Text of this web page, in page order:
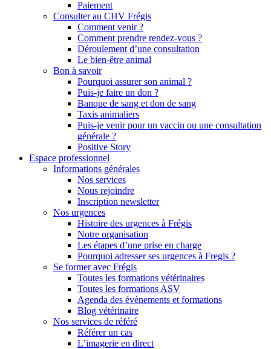
Paiement
Consulter au CHV Frégis
Comment venir ?
Comment prendre rendez-vous ?
Déroulement d’une consultation
Le bien-être animal
Bon à savoir
Pourquoi assurer son animal ?
Puis-je faire un don ?
Banque de sang et don de sang
Taxis animaliers
Puis-je venir pour un vaccin ou une consultation
générale ?
Positive Story
Espace professionnel
Informations générales
Nos services
Nous rejoindre
Inscription newsletter
Nos urgences
Histoire des urgences à Frégis
Notre organisation
Les étapes d’une prise en charge
Pourquoi adresser ses urgences à Fregis ?
Se former avec Frégis
Toutes les formations vétérinaires
Toutes les formations ASV
Agenda des évènements et formations
Blog vétérinaire
Nos services de référé
Référer un cas
L’imagerie en direct